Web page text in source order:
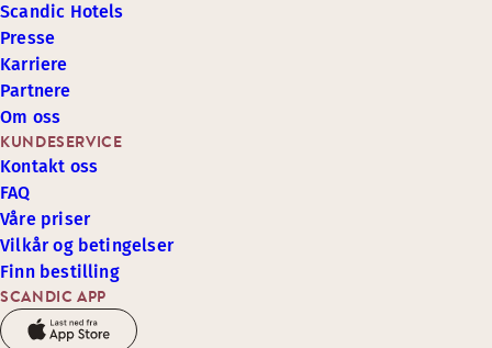
SCANDIC APP
KUNDESERVICE
Kontakt oss
FAQ
Våre priser
Vilkår og betingelser
Finn bestilling
Scandic Hotels
Presse
Karriere
Partnere
Om oss